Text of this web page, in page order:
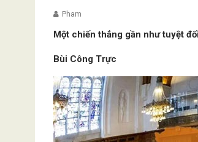
Pham
Một chiến thắng gần như tuyệt
Bùi Công Trực